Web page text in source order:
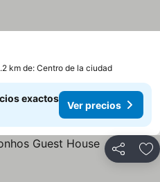
km de: Centro de la ciudad
exactos
Ver precios
Compartir